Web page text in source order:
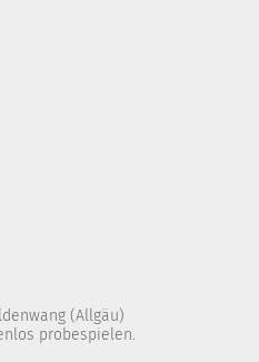
(Allgäu)
probespielen.